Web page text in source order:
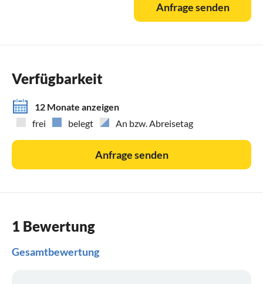
Anfrage senden
Verfügbarkeit
12 Monate anzeigen
frei
belegt An bzw. Abreisetag
Anfrage senden
1 Bewertung
Gesamtbewertung